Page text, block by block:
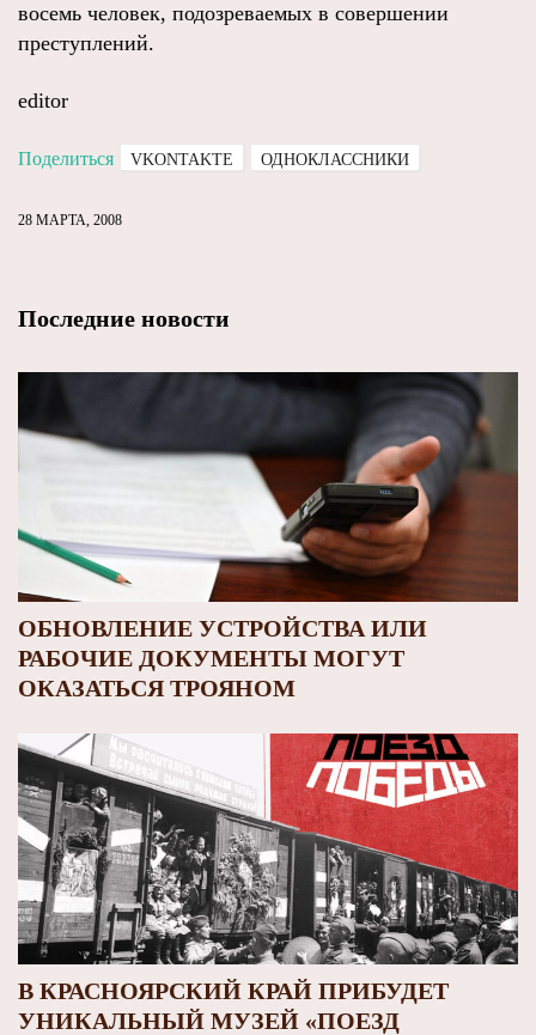
восемь человек, подозреваемых в совершении
преступлений.
editor
Поделиться VKONTAKTE ОДНОКЛАССНИКИ
28 МАРТА, 2008
Последние новости
ОБНОВЛЕНИЕ УСТРОЙСТВА ИЛИ
РАБОЧИЕ ДОКУМЕНТЫ МОГУТ
ОКАЗАТЬСЯ ТРОЯНОМ
В КРАСНОЯРСКИЙ КРАЙ ПРИБУДЕТ
УНИКАЛЬНЫЙ МУЗЕЙ «ПОЕЗД